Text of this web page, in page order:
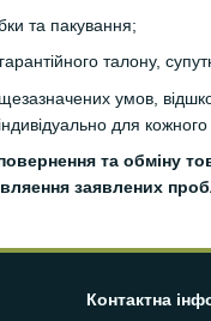
та пакування;
талону,
умов,
для кожного
та обміну
заявлених
Контактна